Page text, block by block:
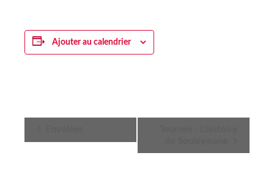
Ajouter au calendrier
Évènement